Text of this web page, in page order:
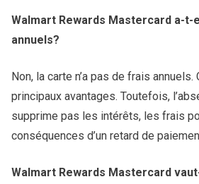
Walmart Rewards Mastercard a-t-
annuels?
Non, la carte n’a pas de frais annuels.
principaux avantages. Toutefois,
supprime pas les intérêts, les frais
conséquences d’un retard de
Walmart Rewards Mastercard